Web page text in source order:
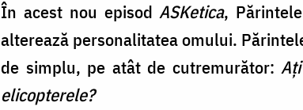
În acest nou episod ASKetica,
alterează personalitatea omului.
de simplu, pe atât de cutremurător:
elicopterele?